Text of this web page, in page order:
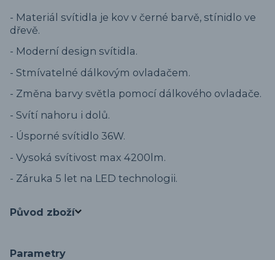
- Materiál svítidla je kov v černé barvě, stínidlo ve
dřevě.
- Moderní design svítidla.
- Stmívatelné dálkovým ovladačem.
- Změna barvy světla pomocí dálkového ovladače.
- Svítí nahoru i dolů.
- Úsporné svítidlo 36W.
- Vysoká svítivost max 4200lm.
- Záruka 5 let na LED technologii.
Původ zboží
Parametry